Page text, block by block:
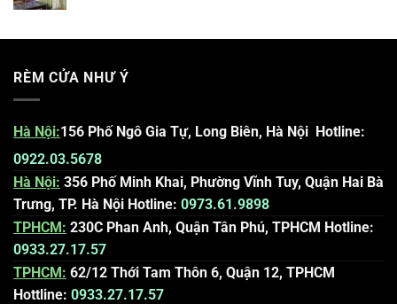
RÈM CỬA NHƯ Ý
Hà Nội:156 Phố Ngô Gia Tự, Long Biên, Hà Nội Hotline:
0922.03.5678
Hà Nội: 356 Phố Minh Khai, Phường Vĩnh Tuy, Quận Hai Bà
Trưng, TP. Hà Nội Hotline: 0973.61.9898
TPHCM: 230C Phan Anh, Quận Tân Phú, TPHCM Hotline:
0933.27.17.57
TPHCM: 62/12 Thới Tam Thôn 6, Quận 12, TPHCM
Hottline: 0933.27.17.57